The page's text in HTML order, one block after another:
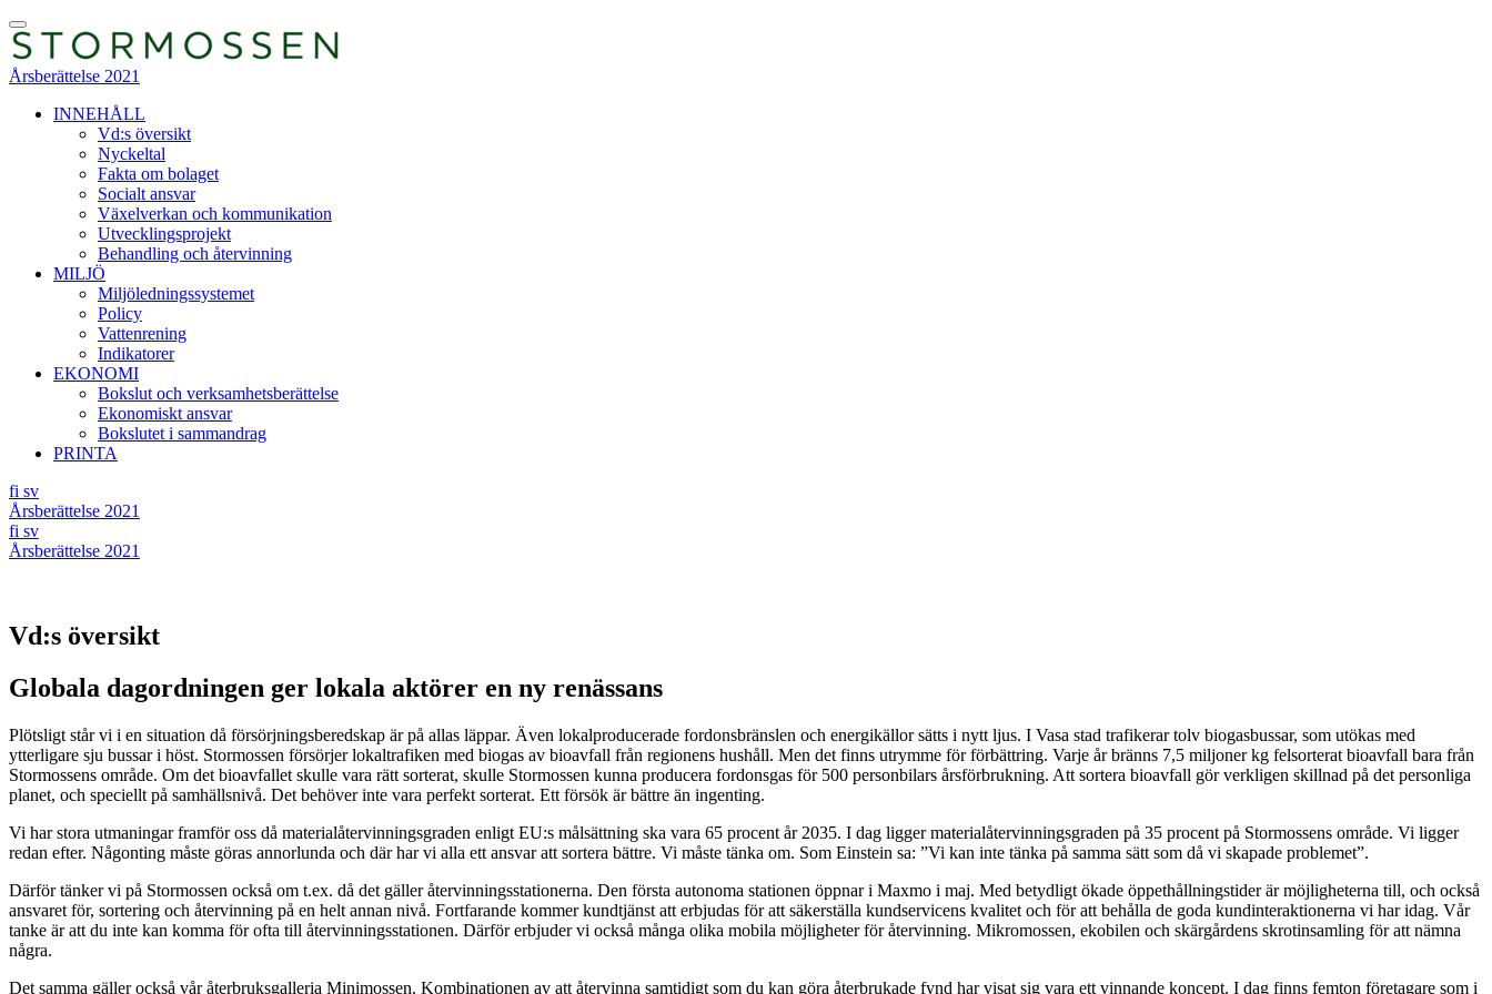
Skip
to
content
Toggle
Menu
Årsberättelse 2021
INNEHÅLL
Vd:s översikt
Nyckeltal
Fakta om bolaget
Socialt ansvar
Växelverkan och kommunikation
Utvecklingsprojekt
Behandling och återvinning
MILJÖ
Miljöledningssystemet
Policy
Vattenrening
Indikatorer
EKONOMI
Bokslut och verksamhetsberättelse
Ekonomiskt ansvar
Bokslutet i sammandrag
PRINTA
fi sv
Årsberättelse 2021
fi sv
Årsberättelse 2021
Vd:s översikt
Globala dagordningen ger lokala aktörer en ny renässans
Plötsligt står vi i en situation då försörjningsberedskap är på allas läppar. Även lokalproducerade fordonsbränslen och energikällor sätts i nytt ljus. I Vasa stad trafikerar tolv biogasbussar, som utökas med
ytterligare sju bussar i höst. Stormossen försörjer lokaltrafiken med biogas av bioavfall från regionens hushåll. Men det finns utrymme för förbättring. Varje år bränns 7,5 miljoner kg felsorterat bioavfall bara från
Stormossens område. Om det bioavfallet skulle vara rätt sorterat, skulle Stormossen kunna producera fordonsgas för 500 personbilars årsförbrukning. Att sortera bioavfall gör verkligen skillnad på det personliga
planet, och speciellt på samhällsnivå. Det behöver inte vara perfekt sorterat. Ett försök är bättre än ingenting.
Vi har stora utmaningar framför oss då materialåtervinningsgraden enligt EU:s målsättning ska vara 65 procent år 2035. I dag ligger materialåtervinningsgraden på 35 procent på Stormossens område. Vi ligger
redan efter. Någonting måste göras annorlunda och där har vi alla ett ansvar att sortera bättre. Vi måste tänka om. Som Einstein sa: ”Vi kan inte tänka på samma sätt som då vi skapade problemet”.
Därför tänker vi på Stormossen också om t.ex. då det gäller återvinningsstationerna. Den första autonoma stationen öppnar i Maxmo i maj. Med betydligt ökade öppethållningstider är möjligheterna till, och också
ansvaret för, sortering och återvinning på en helt annan nivå. Fortfarande kommer kundtjänst att erbjudas för att säkerställa kundservicens kvalitet och för att behålla de goda kundinteraktionerna vi har idag. Vår
tanke är att du inte kan komma för ofta till återvinningsstationen. Därför erbjuder vi också många olika mobila möjligheter för återvinning. Mikromossen, ekobilen och skärgårdens skrotinsamling för att nämna
några.
Det samma gäller också vår återbruksgalleria Minimossen. Kombinationen av att återvinna samtidigt som du kan göra återbrukade fynd har visat sig vara ett vinnande koncept. I dag finns femton företagare som i